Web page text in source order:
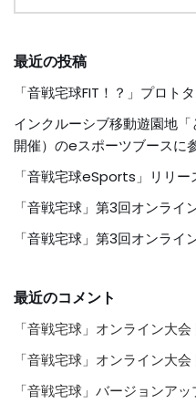
最近の投稿
「音戦宅球FIT！？」プロト
インクルーシブ移動遊園地
開催）のeスポーツブースに
「音戦宅球eSports」リリー
「音戦宅球」第3回オンライ
「音戦宅球」第3回オンライ
最近のコメント
「音戦宅球」オンライン大会
「音戦宅球」オンライン大会
「音戦宅球」バージョンアッ